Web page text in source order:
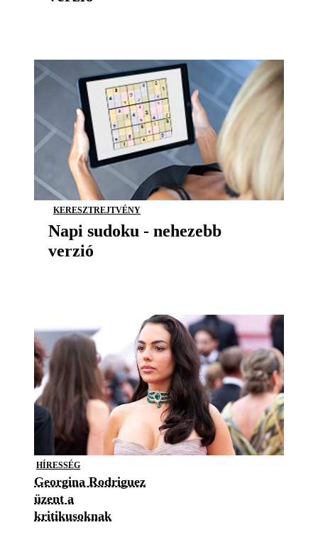
KERESZTREJTVÉNY
Napi sudoku - nehezebb
verzió
HÍRESSÉG
Georgina Rodriguez
üzent a
kritikusoknak